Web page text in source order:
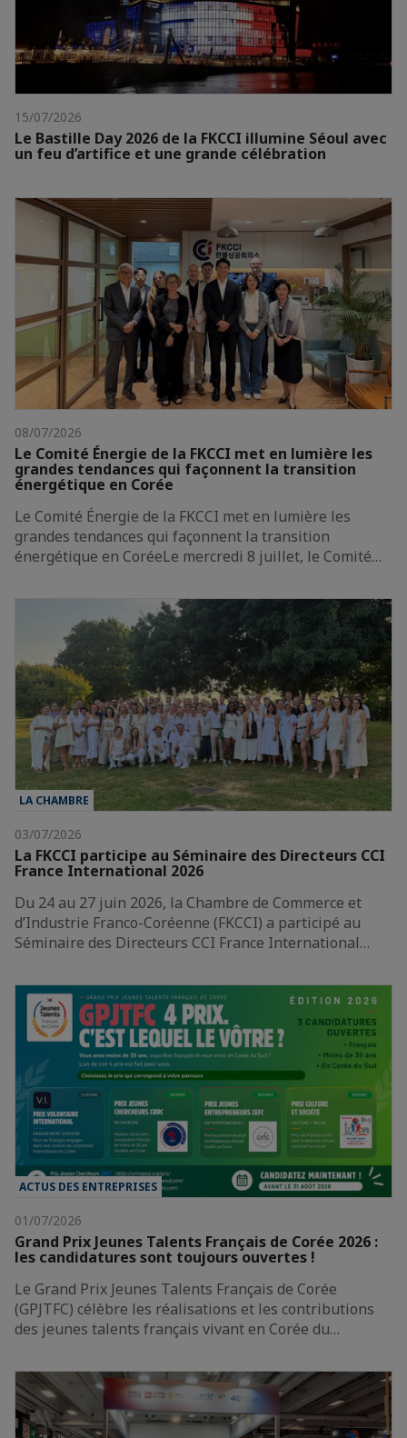
15/07/2026
Le Bastille Day 2026 de la FKCCI illumine Séoul avec
un feu d’artifice et une grande célébration
08/07/2026
Le Comité Énergie de la FKCCI met en lumière les
grandes tendances qui façonnent la transition
énergétique en Corée
Le Comité Énergie de la FKCCI met en lumière les
grandes tendances qui façonnent la transition
énergétique en CoréeLe mercredi 8 juillet, le Comité…
LA CHAMBRE
03/07/2026
La FKCCI participe au Séminaire des Directeurs CCI
France International 2026
Du 24 au 27 juin 2026, la Chambre de Commerce et
d’Industrie Franco-Coréenne (FKCCI) a participé au
Séminaire des Directeurs CCI France International…
ACTUS DES ENTREPRISES
01/07/2026
Grand Prix Jeunes Talents Français de Corée 2026 :
les candidatures sont toujours ouvertes !
Le Grand Prix Jeunes Talents Français de Corée
(GPJTFC) célèbre les réalisations et les contributions
des jeunes talents français vivant en Corée du…